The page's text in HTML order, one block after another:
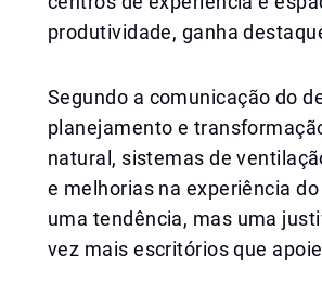
produtividade, ganha
Segundo a comunicação do
planejamento e
natural, sistemas de
e melhorias na experiência
uma tendência, mas uma
vez mais escritórios que